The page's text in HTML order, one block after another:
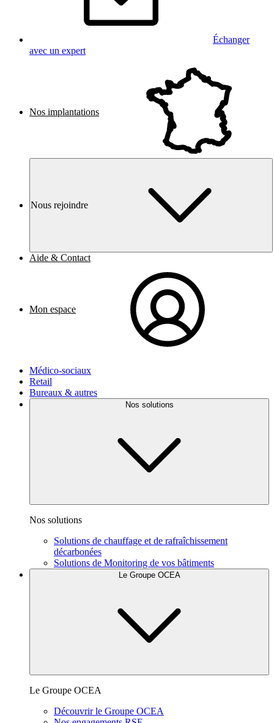
Échanger
avec un expert
Nos implantations
Nous rejoindre
Aide & Contact
Mon espace
Médico-sociaux
Retail
Bureaux & autres
Nos solutions
Nos solutions
Solutions de chauffage et de rafraîchissement
décarbonées
Solutions de Monitoring de vos bâtiments
Le Groupe OCEA
Le Groupe OCEA
Découvrir le Groupe OCEA